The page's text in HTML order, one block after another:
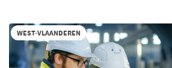
WEST-VLAANDEREN